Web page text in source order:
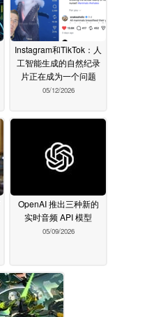
Instagram和TikTok：人
工智能生成的自然纪录
片正在成为一个问题
05/12/2026
OpenAI 推出三种新的
实时音频 API 模型
05/09/2026